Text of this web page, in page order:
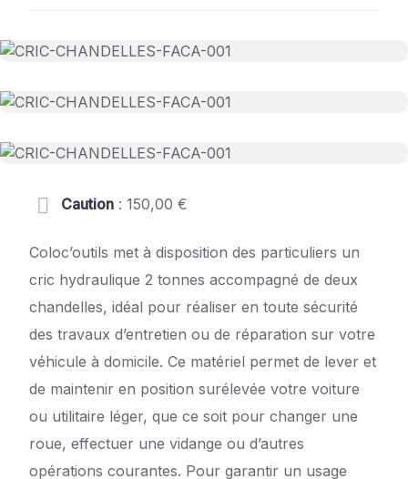
Caution : 150,00 €
Coloc’outils met à disposition des particuliers un
cric hydraulique 2 tonnes accompagné de deux
chandelles, idéal pour réaliser en toute sécurité
des travaux d’entretien ou de réparation sur votre
véhicule à domicile. Ce matériel permet de lever et
de maintenir en position surélevée votre voiture
ou utilitaire léger, que ce soit pour changer une
roue, effectuer une vidange ou d’autres
opérations courantes. Pour garantir un usage